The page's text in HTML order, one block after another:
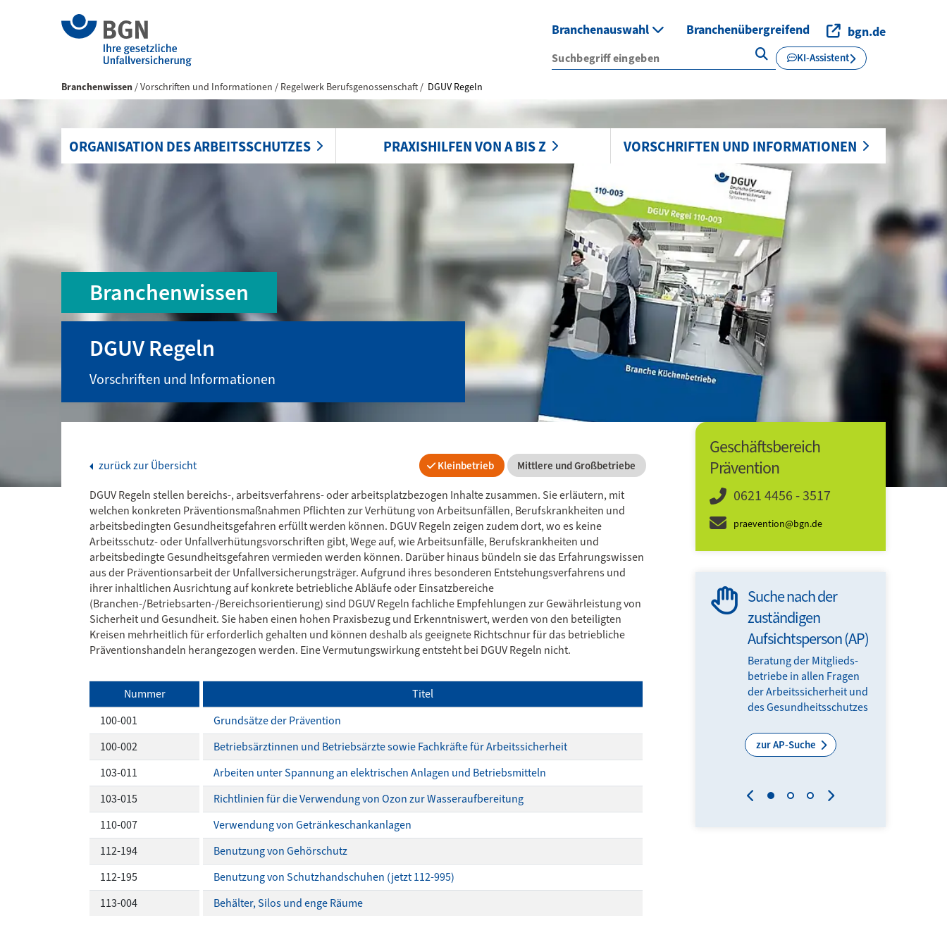
Branchenauswahl Branchenübergreifend bgn.de
KI-Assistent
ORGANISATION DES ARBEITSSCHUTZES PRAXISHILFEN VON A BIS Z VORSCHRIFTEN UND INFORMATIONEN
Branchenwissen Vorschriften und Informationen Regelwerk Berufsgenossenschaft DGUV Regeln
Branchenwissen
DGUV Regeln
Vorschriften und Informationen
zurück zur Übersicht Kleinbetrieb Mittlere und Großbetriebe
DGUV Regeln stellen bereichs-, arbeitsverfahrens- oder arbeitsplatzbezogen Inhalte zusammen. Sie erläutern, mit
welchen konkreten Präventionsmaßnahmen Pflichten zur Verhütung von Arbeitsunfällen, Berufskrankheiten und
arbeitsbedingten Gesundheitsgefahren erfüllt werden können. DGUV Regeln zeigen zudem dort, wo es keine
Arbeitsschutz- oder Unfallverhütungsvorschriften gibt, Wege auf, wie Arbeitsunfälle, Berufskrankheiten und
arbeitsbedingte Gesundheitsgefahren vermieden werden können. Darüber hinaus bündeln sie das Erfahrungswissen
aus der Präventionsarbeit der Unfallversicherungsträger. Aufgrund ihres besonderen Entstehungsverfahrens und
ihrer inhaltlichen Ausrichtung auf konkrete betriebliche Abläufe oder Einsatzbereiche
(Branchen-/Betriebsarten-/Bereichsorientierung) sind DGUV Regeln fachliche Empfehlungen zur Gewährleistung von
Sicherheit und Gesundheit. Sie haben einen hohen Praxisbezug und Erkenntniswert, werden von den beteiligten
Kreisen mehrheitlich für erforderlich gehalten und können deshalb als geeignete Richtschnur für das betriebliche
Präventionshandeln herangezogen werden. Eine Vermutungswirkung entsteht bei DGUV Regeln nicht.
Nummer
Titel
100-001
Grundsätze der Prävention
100-002
Betriebsärztinnen und Betriebsärzte sowie Fachkräfte für Arbeitssicherheit
103-011
Arbeiten unter Spannung an elektrischen Anlagen und Betriebsmitteln
103-015
Richtlinien für die Verwendung von Ozon zur Wasseraufbereitung
110-007
Verwendung von Getränkeschankanlagen
112-194
Benutzung von Gehörschutz
112-195
Benutzung von Schutzhandschuhen (jetzt 112-995)
113-004
Behälter, Silos und enge Räume
Geschäftsbereich
Prävention
0621 4456 - 3517
praevention@bgn.de
Suche nach der
zuständigen
Aufsichtsperson (AP)
Beratung der Mitglieds­­
betriebe in allen Fragen
der Arbeits­sicherheit und
des Gesundheits­schutzes
zur AP-Suche